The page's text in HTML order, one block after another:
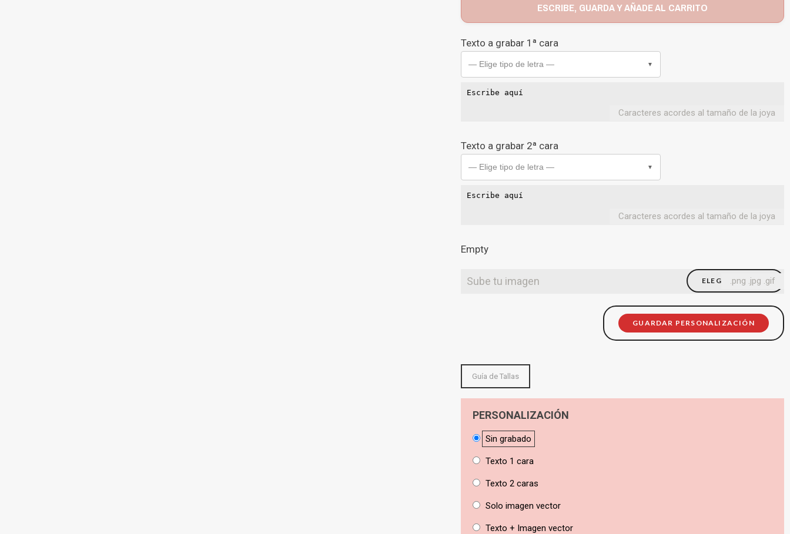
ESCRIBE, GUARDA Y AÑADE AL CARRITO
Texto a grabar 1ª cara
— Elige tipo de letra — ▼
Caracteres acordes al tamaño de la joya
Texto a grabar 2ª cara
— Elige tipo de letra — ▼
Caracteres acordes al tamaño de la joya
Empty
Sube tu imagen ELEGIR FICHERO
.png .jpg .gif
GUARDAR PERSONALIZACIÓN
Guía de Tallas
PERSONALIZACIÓN
Sin grabado
Texto 1 cara
Texto 2 caras
Solo imagen vector
Texto + Imagen vector